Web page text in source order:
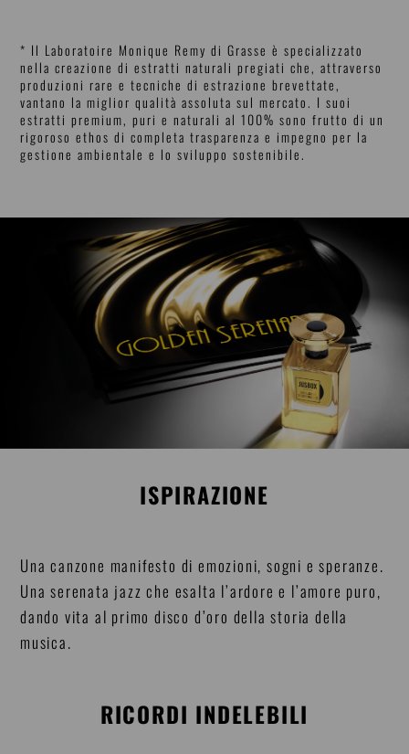
* Il Laboratoire Monique Remy di Grasse è specializzato
nella creazione di estratti naturali pregiati che, attraverso
produzioni rare e tecniche di estrazione brevettate,
vantano la miglior qualità assoluta sul mercato. I suoi
estratti premium, puri e naturali al 100% sono frutto di un
rigoroso ethos di completa trasparenza e impegno per la
gestione ambientale e lo sviluppo sostenibile.
ISPIRAZIONE
Una canzone manifesto di emozioni, sogni e speranze.
Una serenata jazz che esalta l’ardore e l’amore puro,
dando vita al primo disco d’oro della storia della
musica.
RICORDI INDELEBILI